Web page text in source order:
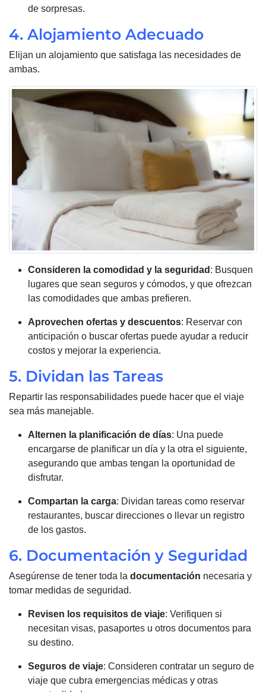
de sorpresas.
4. Alojamiento Adecuado
Elijan un alojamiento que satisfaga las necesidades de
ambas.
Consideren la comodidad y la seguridad : Busquen
lugares que sean seguros y cómodos, y que ofrezcan
las comodidades que ambas prefieren.
Aprovechen ofertas y descuentos: Reservar con
anticipación o buscar ofertas puede ayudar a reducir
costos y mejorar la experiencia.
5. Dividan las Tareas
Repartir las responsabilidades puede hacer que el viaje
sea más manejable.
Alternen la planificación de días: Una puede
encargarse de planificar un día y la otra el siguiente,
asegurando que ambas tengan la oportunidad de
disfrutar.
Compartan la carga: Dividan tareas como reservar
restaurantes, buscar direcciones o llevar un registro
de los gastos.
6. Documentación y Seguridad
Asegúrense de tener toda la documentación necesaria y
tomar medidas de seguridad.
Revisen los requisitos de viaje: Verifiquen si
necesitan visas, pasaportes u otros documentos para
su destino.
Seguros de viaje: Consideren contratar un seguro de
viaje que cubra emergencias médicas y otras